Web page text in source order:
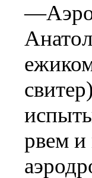
рвем